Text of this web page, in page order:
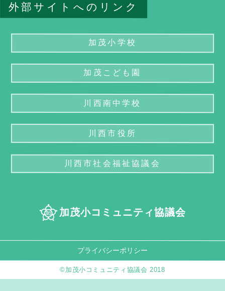
加茂小コミュニティ協議会
外部サイトへのリンク
加茂小学校
加茂こども園
川西南中学校
川西市役所
川西市社会福祉協議会
プライバシーポリシー
©加茂小コミュニティ協議会 2018